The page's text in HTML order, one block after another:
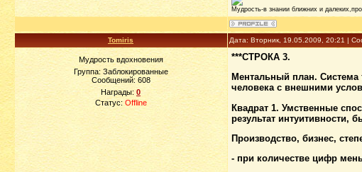
Мудрость-в знании ближних и
Tomiris Дата: Вторник, 19.05.2009, 20:21 |
Мудрость вдохновения
Группа: Заблокированные
Сообщений: 608
Награды: 0
Статус: Offline
***СТРОКА 3.
Ментальный план. Система
человека с внешними
Квадрат 1. Умственные
результат интуитивности,
Производство, бизнес,
- при количестве цифр